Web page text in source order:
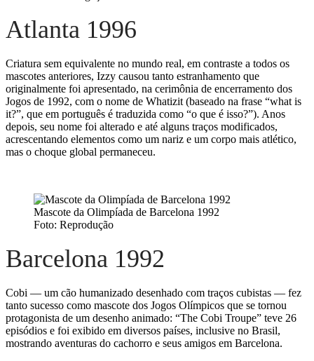
Atlanta 1996
Criatura sem equivalente no mundo real, em contraste a todos os
mascotes anteriores, Izzy causou tanto estranhamento que
originalmente foi apresentado, na cerimônia de encerramento dos
Jogos de 1992, com o nome de Whatizit (baseado na frase “what is
it?”, que em português é traduzida como “o que é isso?”). Anos
depois, seu nome foi alterado e até alguns traços modificados,
acrescentando elementos como um nariz e um corpo mais atlético,
mas o choque global permaneceu.
Mascote da Olimpíada de Barcelona 1992
Foto: Reprodução
Barcelona 1992
Cobi — um cão humanizado desenhado com traços cubistas — fez
tanto sucesso como mascote dos Jogos Olímpicos que se tornou
protagonista de um desenho animado: “The Cobi Troupe” teve 26
episódios e foi exibido em diversos países, inclusive no Brasil,
mostrando aventuras do cachorro e seus amigos em Barcelona.